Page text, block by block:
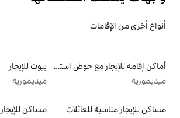
أماكن إقامة للإيجار مع حوض استحمام ساخن
بيوت للإيجار
ميديموريه
مساكن للإيجار مع حمامات سباحة